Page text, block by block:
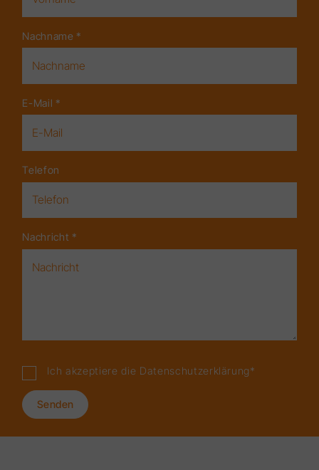
Nachname *
E-Mail *
Telefon
Nachricht *
Ich akzeptiere die Datenschutzerklärung*
Senden